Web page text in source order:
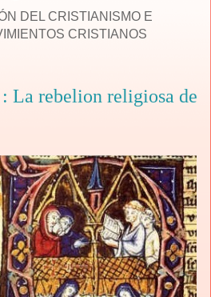
DEL CRISTIANISMO E
CRISTIANOS
La rebelion religiosa de